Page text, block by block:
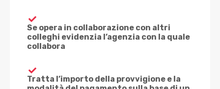
Se opera in collaborazione con altri
colleghi evidenzia l’agenzia con la quale
collabora
Tratta l’importo della provvigione e la